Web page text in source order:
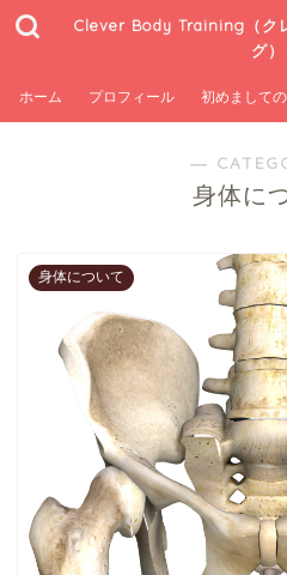
Clever Body Training（ク
グ）
ホーム プロフィール 初めまして
―
身体に
身体について